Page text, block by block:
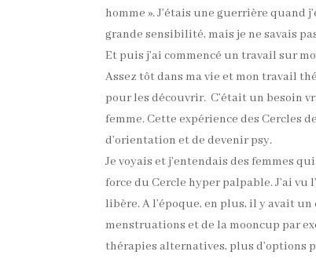
homme ». J’étais une guerrière quand
grande sensibilité, mais je ne savais
Et puis j’ai commencé un travail sur
Assez tôt dans ma vie et mon travail
pour les découvrir. C’était un besoin
femme. Cette expérience des Cercles
d’orientation et de devenir psy.
Je voyais et j’entendais des femmes
force du Cercle hyper palpable. J’ai vu
libère. A l’époque, en plus, il y avait
menstruations et de la mooncup par
thérapies alternatives, plus d’options